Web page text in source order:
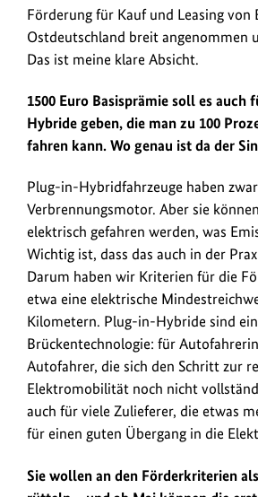
Förderung für Kauf und Leasing von
Ostdeutschland breit angenommen
Das ist meine klare Absicht.
1500 Euro Basisprämie soll es auch
Hybride geben, die man zu 100
fahren kann. Wo genau ist da der
Plug-in-Hybridfahrzeuge haben
Verbrennungsmotor. Aber sie
elektrisch gefahren werden, was
Wichtig ist, dass das auch in der
Darum haben wir Kriterien für die
etwa eine elektrische
Kilometern. Plug-in-Hybride sind
Brückentechnologie: für
Autofahrer, die sich den Schritt zur
Elektromobilität noch nicht
auch für viele Zulieferer, die etwas
für einen guten Übergang in die
Sie wollen an den Förderkriterien